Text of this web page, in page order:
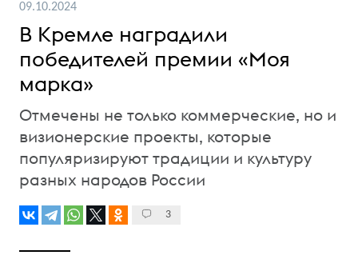
09.10.2024
В Кремле наградили
победителей премии «Моя
марка»
Отмечены не только коммерческие, но и
визионерские проекты, которые
популяризируют традиции и культуру
разных народов России
3